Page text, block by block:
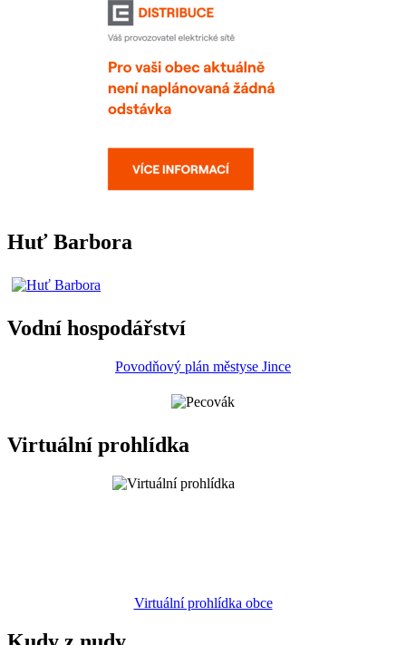
Huť Barbora
Vodní hospodářství
Povodňový plán městyse Jince
Virtuální prohlídka
Virtuální prohlídka obce